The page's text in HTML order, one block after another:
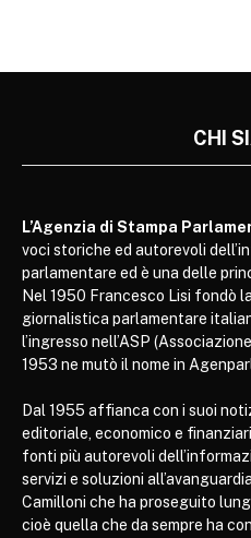
CHI
L’Agenzia di Stampa
voci storiche ed autorevoli
parlamentare ed è una delle
Nel 1950 Francesco Lisi fondò
giornalistica parlamentare
l’ingresso nell’ASP
1953 ne mutò il nome in
Dal 1955 affianca con i suoi
editoriale, economico e
fonti più autorevoli
servizi e soluzioni
Camilloni che ha proseguito
cioè quella che da sempre ha